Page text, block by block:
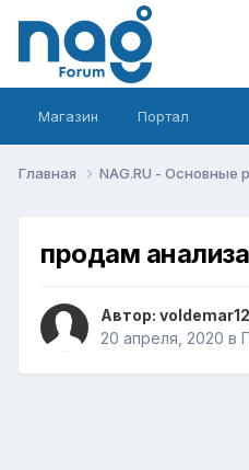
Магазин Портал
Главная NAG.RU - Основные
продам
Автор:
20 апреля, 2020 в